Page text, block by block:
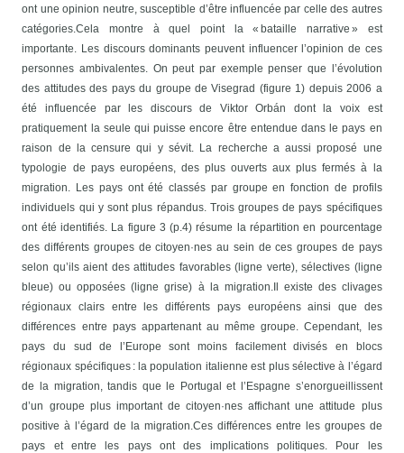
ont une opinion neutre, susceptible d’être influencée par celle des autres
catégories.Cela montre à quel point la « bataille narrative » est
importante. Les discours dominants peuvent influencer l’opinion de ces
personnes ambivalentes. On peut par exemple penser que l’évolution
des attitudes des pays du groupe de Visegrad (figure 1) depuis 2006 a
été influencée par les discours de Viktor Orbán dont la voix est
pratiquement la seule qui puisse encore être entendue dans le pays en
raison de la censure qui y sévit. La recherche a aussi proposé une
typologie de pays européens, des plus ouverts aux plus fermés à la
migration. Les pays ont été classés par groupe en fonction de profils
individuels qui y sont plus répandus. Trois groupes de pays spécifiques
ont été identifiés. La figure 3 (p.4) résume la répartition en pourcentage
des différents groupes de citoyen·nes au sein de ces groupes de pays
selon qu’ils aient des attitudes favorables (ligne verte), sélectives (ligne
bleue) ou opposées (ligne grise) à la migration. Il existe des clivages
régionaux clairs entre les différents pays européens ainsi que des
différences entre pays appartenant au même groupe. Cependant, les
pays du sud de l’Europe sont moins facilement divisés en blocs
régionaux spécifiques : la population italienne est plus sélective à l’égard
de la migration, tandis que le Portugal et l’Espagne s’enorgueillissent
d’un groupe plus important de citoyen·nes affichant une attitude plus
positive à l’égard de la migration. Ces différences entre les groupes de
pays et entre les pays ont des implications politiques. Pour les